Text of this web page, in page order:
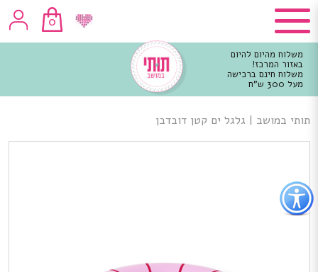
כפתור
לפתיחת
תפריט
נגישות
0
משלוח מהיום להיום
באזור המרכז!
משלוח חינם ברכישה
מעל 300 ש"ח
מרכזי
תותי במושב | גלגל ים קטן דובדבן